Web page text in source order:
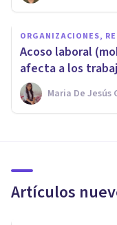
ORGANIZACIONES,
Acoso laboral
afecta a los
Maria De Jesús
Artículos